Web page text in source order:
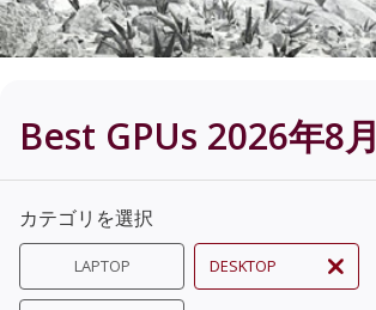
Best GPUs 2026年8月
カテゴリを選択
LAPTOP DESKTOP